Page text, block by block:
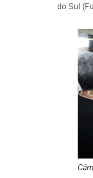
do Sul